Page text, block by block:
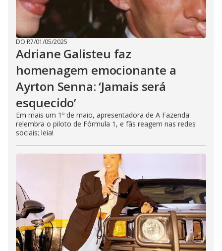
DO R7/01/05/2025
Adriane Galisteu faz
homenagem emocionante a
Ayrton Senna: ‘Jamais será
esquecido’
Em mais um 1º de maio, apresentadora de A Fazenda
relembra o piloto de Fórmula 1, e fãs reagem nas redes
sociais; leia!